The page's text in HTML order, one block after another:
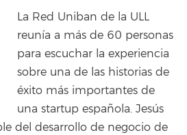
La Red Uniban de la ULL
reunía a más de 60 personas
para escuchar la experiencia
sobre una de las historias de
éxito más importantes de
una startup española. Jesús
del desarrollo de negocio de